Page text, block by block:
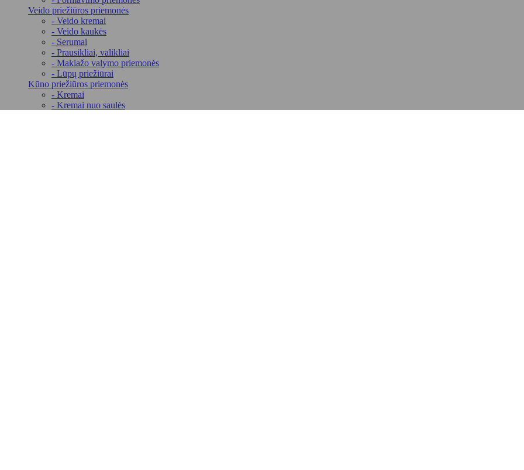
Veido priežiūros priemonės
- Veido kremai
- Veido kaukės
- Serumai
- Prausikliai, valikliai
- Makiažo valymo priemonės
- Lūpų priežiūrai
Kūno priežiūros priemonės
- Kremai
- Kremai nuo saulės